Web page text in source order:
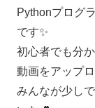
Pythonプログ
です✨
初心者でも分
動画をアップ
みんなが少し